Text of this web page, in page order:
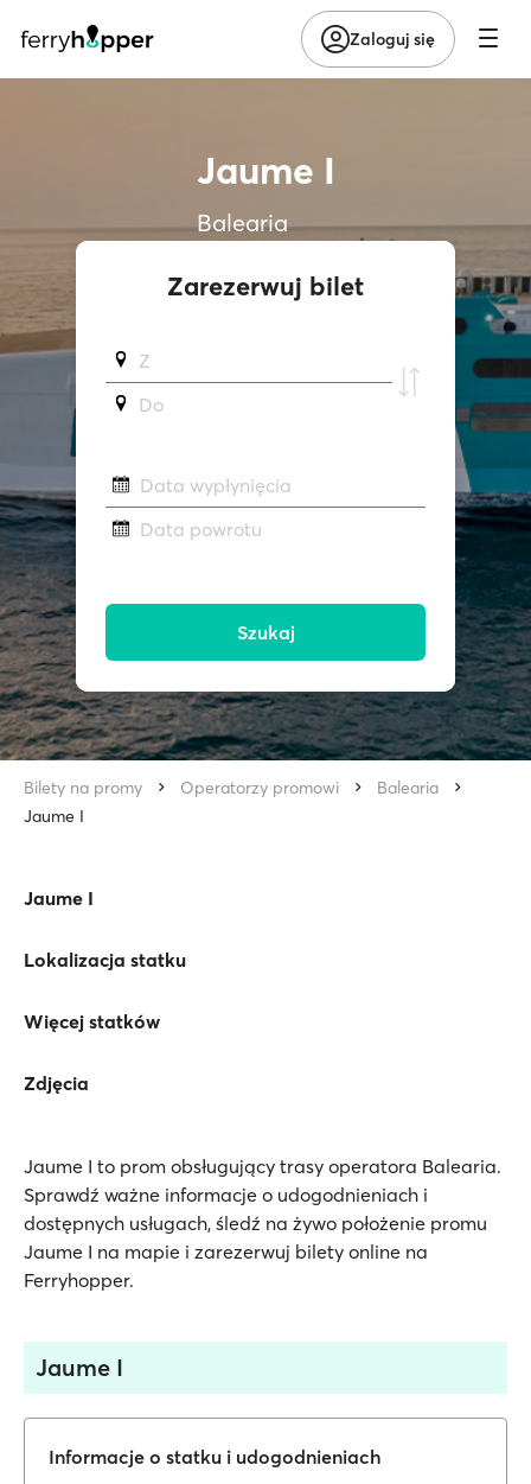
Zaloguj się
Jaume I
Balearia
Zarezerwuj bilet
Z
Do
Data wypłynięcia
Data powrotu
Szukaj
Bilety na promy Operatorzy promowi
Balearia
Jaume I
Jaume I
Lokalizacja statku
Więcej statków
Zdjęcia
Jaume I to prom obsługujący trasy operatora Balearia.
Sprawdź ważne informacje o udogodnieniach i
dostępnych usługach, śledź na żywo położenie promu
Jaume I na mapie i zarezerwuj bilety online na
Ferryhopper.
Jaume I
Informacje o statku i udogodnieniach